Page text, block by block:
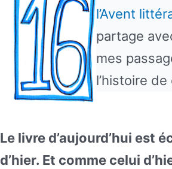
l’Avent
partage
mes
l’histoire
Le livre d’aujourd’hui est
d’hier. Et comme celui